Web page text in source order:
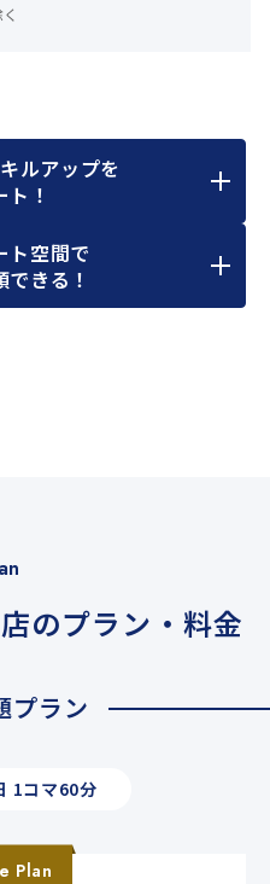
ルアップを
ト！
ト空間で
きる！
のプラン・料金
プラン
1コマ60分
Plan